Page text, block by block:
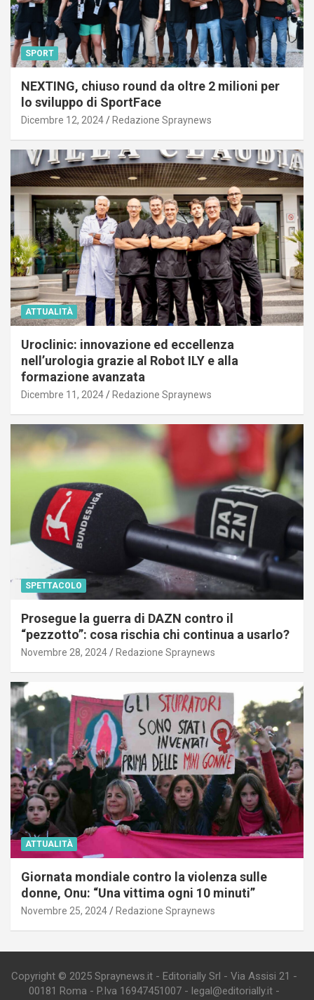
SPORT
NEXTING, chiuso round da oltre 2 milioni per
lo sviluppo di SportFace
Dicembre 12, 2024 Redazione Spraynews
ATTUALITÀ
Uroclinic: innovazione ed eccellenza
nell’urologia grazie al Robot ILY e alla
formazione avanzata
Dicembre 11, 2024 Redazione Spraynews
SPETTACOLO
Prosegue la guerra di DAZN contro il
“pezzotto”: cosa rischia chi continua a usarlo?
Novembre 28, 2024 Redazione Spraynews
ATTUALITÀ
Giornata mondiale contro la violenza sulle
donne, Onu: “Una vittima ogni 10 minuti”
Novembre 25, 2024 Redazione Spraynews
Copyright © 2025 Spraynews.it - Editorially Srl - Via Assisi 21 -
00181 Roma - P.Iva 16947451007 - legal@editorially.it -